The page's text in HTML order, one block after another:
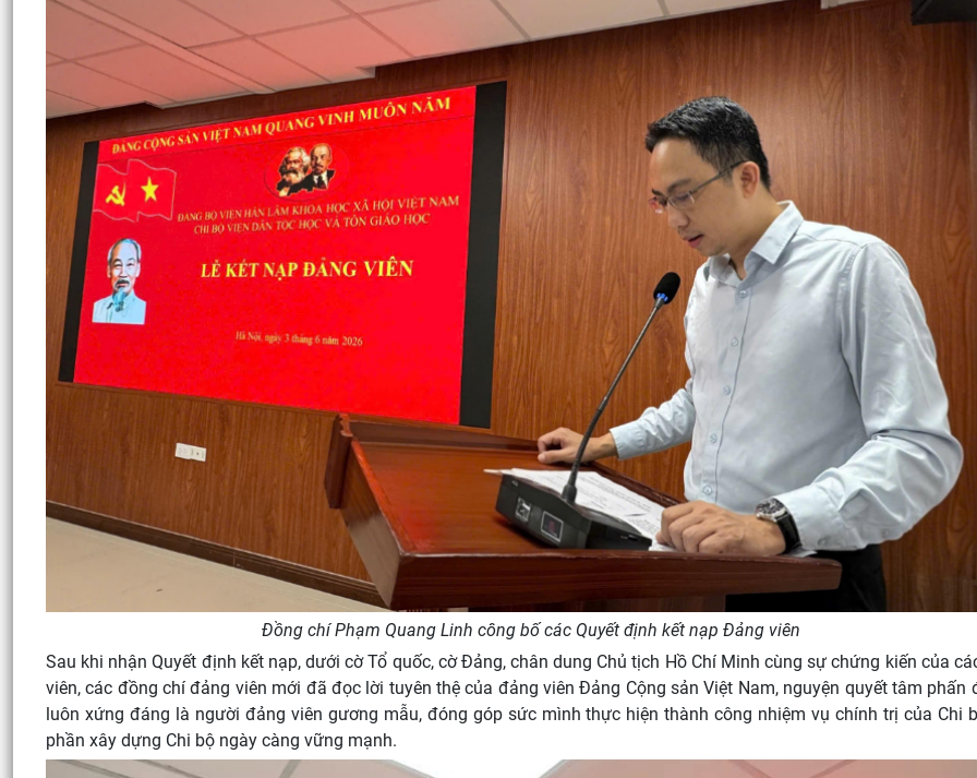
Đồng chí Phạm Quang Linh công bố các Quyết định kết nạp Đảng viên
Sau khi nhận Quyết định kết nạp, dưới cờ Tổ quốc, cờ Đảng, chân dung Chủ tịch Hồ Chí Minh cùng sự chứng kiến của
viên, các đồng chí đảng viên mới đã đọc lời tuyên thệ của đảng viên Đảng Cộng sản Việt Nam, nguyện quyết tâm phấn
luôn xứng đáng là người đảng viên gương mẫu, đóng góp sức mình thực hiện thành công nhiệm vụ chính trị của Chi
phần xây dựng Chi bộ ngày càng vững mạnh.